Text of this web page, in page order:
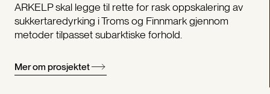
ARKELP skal legge til rette for rask oppskalering av
sukkertaredyrking i Troms og Finnmark gjennom
metoder tilpasset subarktiske forhold.
Mer om prosjektet